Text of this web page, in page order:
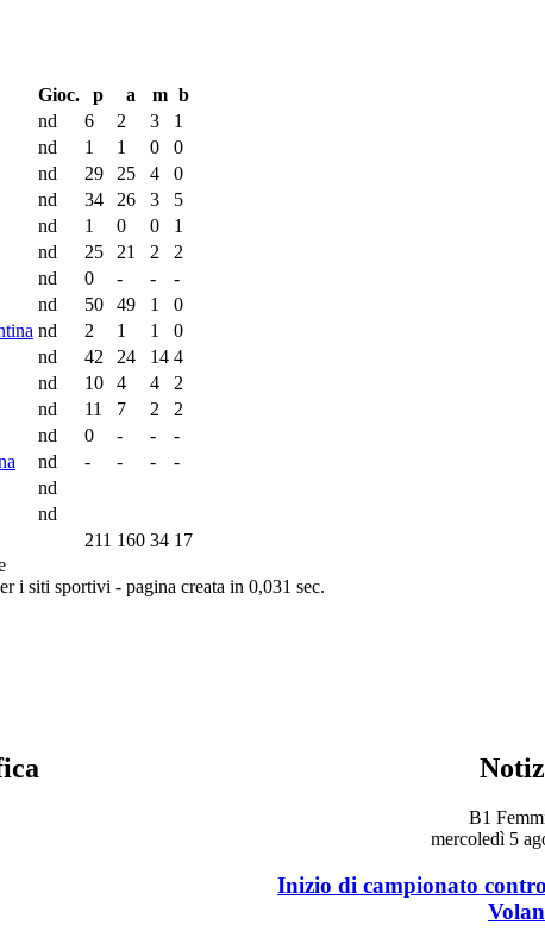
Gioc. p a m b
nd 6 2 3
1
nd 1 1 0
0
nd 29 25 4
0
nd 34 26 3
5
nd 1 0 0
1
nd 25 21 2
2
nd 0 - -
-
nd 50 49 1
0
nd 2 1 1
0
nd 42 24 14 4
nd 10 4 4
2
nd 11 7 2
2
nd 0 - -
-
nd - - -
-
nd
nd
211 160 34 17
i siti sportivi - pagina creata in 0,031 sec.
B1
mercoledì 5
Inizio di campionato